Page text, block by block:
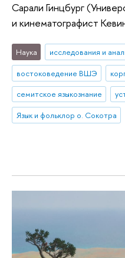
Сарали Гинцбург
и кинематографист
Наука исследования и
востоковедение ВШЭ
семитское языкознание
Язык и фольклор о. Сокотра